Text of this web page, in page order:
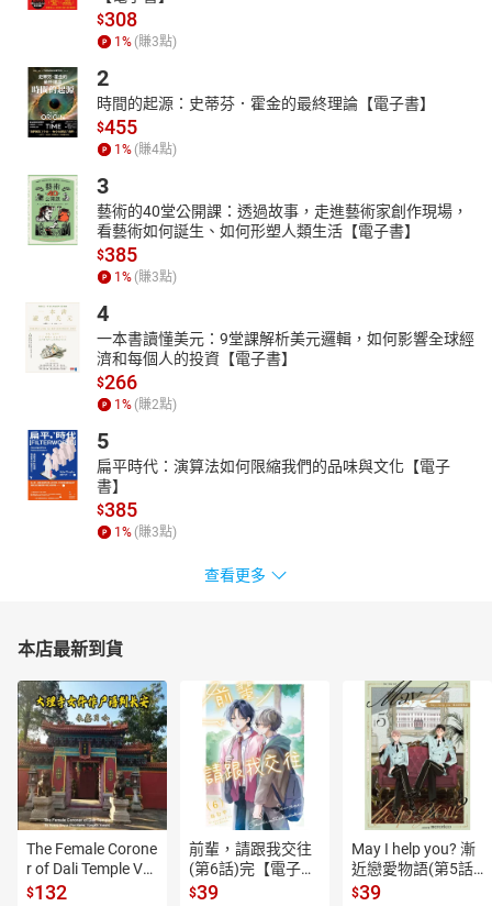
$308
1% (賺3點)
2
時間的起源：史蒂芬．霍金的最終理論【電子書】
$455
1% (賺4點)
3
藝術的40堂公開課：透過故事，走進藝術家創作現場，
看藝術如何誕生、如何形塑人類生活【電子書】
$385
1% (賺3點)
4
一本書讀懂美元：9堂課解析美元邏輯，如何影響全球經
濟和每個人的投資【電子書】
$266
1% (賺2點)
5
扁平時代：演算法如何限縮我們的品味與文化【電子
書】
$385
1% (賺3點)
查看更多
本店最新到貨
The Female Corone
r of Dali Temple Vo
l.6【有聲書】
$132
前輩，請跟我交往
(第6話)完【電子
書】
$39
May I help you? 漸
近戀愛物語(第5話)
【電子書】
$39